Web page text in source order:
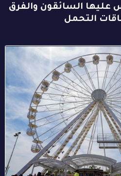
السائقون والفرق
التحمل